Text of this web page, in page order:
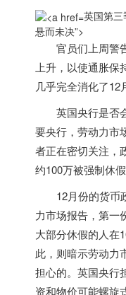
英国第
悬而未决”>
官员们上周警告
上升，以使通胀保
几乎完全消化了12
英国央行是否
要央行，劳动力市
者正在密切关注，
约100万被强制休
12月份的货币
力市场报告，第一
大部分休假的人在
此，则暗示劳动力
担心的。 英国央行
资和物价可能螺旋